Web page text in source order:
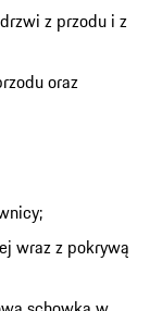
z przodu i z
oraz
wraz z pokrywą